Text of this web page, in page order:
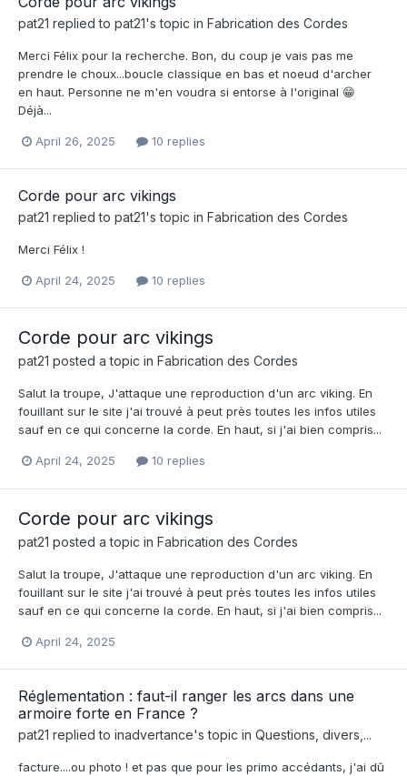
pat21 replied to pat21's topic in Fabrication des Cordes
Merci Félix pour la recherche. Bon, du coup je vais pas me
prendre le choux...boucle classique en bas et noeud d'archer
en haut. Personne ne m'en voudra si entorse à l'original 😁
Déjà...
April 26, 2025 10 replies
Corde pour arc vikings
pat21 replied to pat21's topic in Fabrication des Cordes
Merci Félix !
April 24, 2025 10 replies
Corde pour arc vikings
pat21 posted a topic in Fabrication des Cordes
Salut la troupe, J'attaque une reproduction d'un arc viking. En
fouillant sur le site j'ai trouvé à peut près toutes les infos utiles
sauf en ce qui concerne la corde. En haut, si j'ai bien compris...
April 24, 2025 10 replies
Corde pour arc vikings
pat21 posted a topic in Fabrication des Cordes
Salut la troupe, J'attaque une reproduction d'un arc viking. En
fouillant sur le site j'ai trouvé à peut près toutes les infos utiles
sauf en ce qui concerne la corde. En haut, si j'ai bien compris...
April 24, 2025
Réglementation : faut-il ranger les arcs dans une
armoire forte en France ?
pat21 replied to inadvertance's topic in Questions, divers,...
facture....ou photo ! et pas que pour les primo accédants, j'ai dû